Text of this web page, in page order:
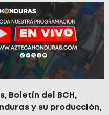
, Boletín del BCH ,
y su producción,